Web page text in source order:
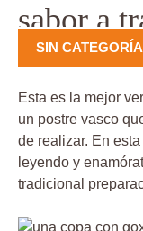
sabor a
SIN CATEGORÍA
Esta es la mejor
un postre vasco
de realizar. En
leyendo y
tradicional